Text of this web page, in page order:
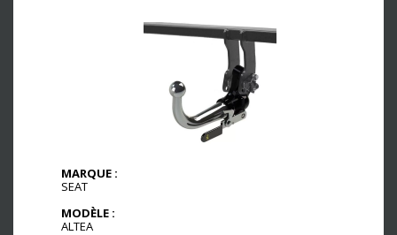
MARQUE :
SEAT
MODÈLE :
ALTEA